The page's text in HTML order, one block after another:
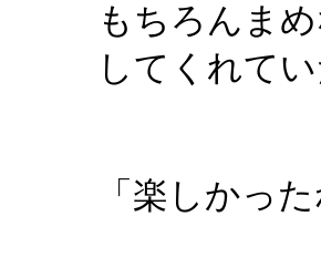
もちろんま
してくれて
「楽しかった